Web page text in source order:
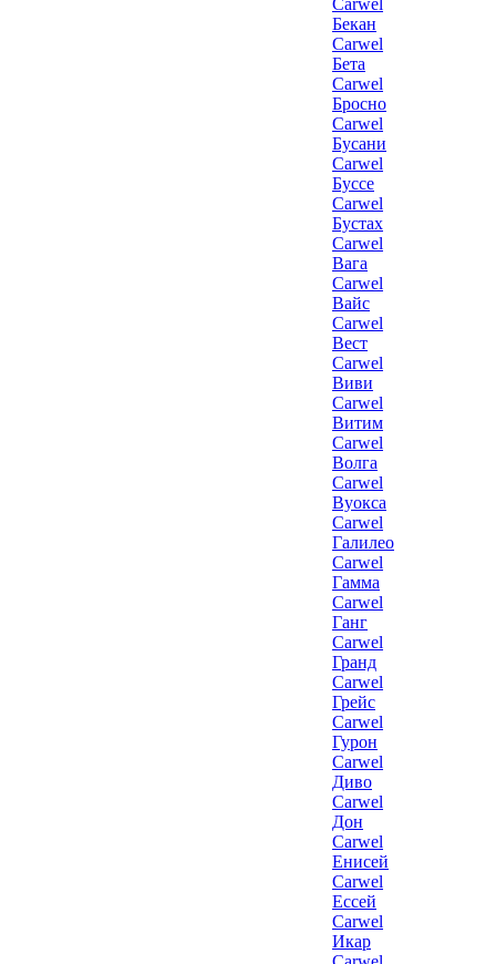
Carwel
Бекан
Carwel
Бета
Carwel
Бросно
Carwel
Бусани
Carwel
Буссе
Carwel
Бустах
Carwel
Вага
Carwel
Вайс
Carwel
Вест
Carwel
Виви
Carwel
Витим
Carwel
Волга
Carwel
Вуокса
Carwel
Галилео
Carwel
Гамма
Carwel
Ганг
Carwel
Гранд
Carwel
Грейс
Carwel
Гурон
Carwel
Диво
Carwel
Дон
Carwel
Енисей
Carwel
Ессей
Carwel
Икар